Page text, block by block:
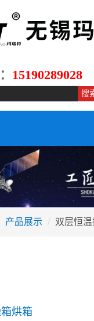
15190289028
产品展示 双层恒
烘箱